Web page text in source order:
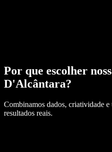
Por que escolher
D'Alcântara?
Combinamos dados, criatividade e
resultados reais.